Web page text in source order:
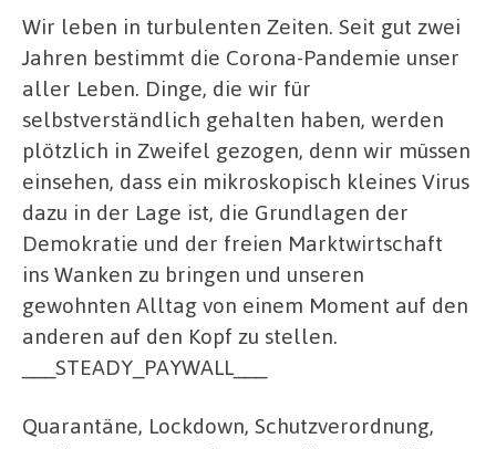
Wir leben in turbulenten Zeiten. Seit gut zwei
Jahren bestimmt die Corona-Pandemie unser
aller Leben. Dinge, die wir für
selbstverständlich gehalten haben, werden
plötzlich in Zweifel gezogen, denn wir müssen
einsehen, dass ein mikroskopisch kleines Virus
dazu in der Lage ist, die Grundlagen der
Demokratie und der freien Marktwirtschaft
ins Wanken zu bringen und unseren
gewohnten Alltag von einem Moment auf den
anderen auf den Kopf zu stellen.
___STEADY_PAYWALL___
Quarantäne, Lockdown, Schutzverordnung,